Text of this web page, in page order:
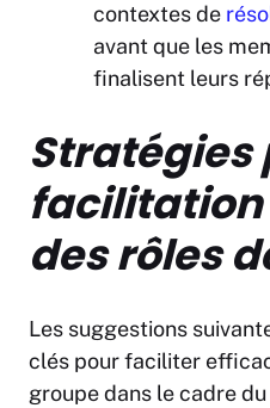
contextes de
avant que les
finalisent leurs
Stratégies
des rôles
Les suggestions
clés pour faciliter
groupe dans le cadre